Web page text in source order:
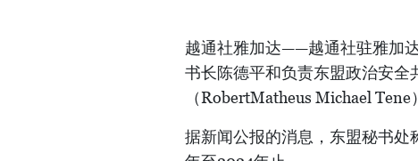
越通社雅加达——越通社驻雅加
书长陈德平和负责东盟政治安全
（RobertMatheus Michael Tene
据新闻公报的消息，东盟秘书处